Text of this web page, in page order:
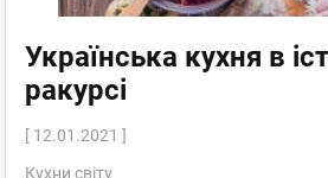
Українська кухня в
ракурсі
[ 12.01.2021 ]
Кухни світу